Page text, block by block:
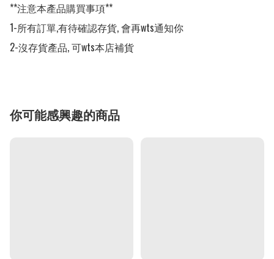
**注意本產品購買事項**
1-所有訂單,有待確認存貨, 會再wts通知你
2-沒存貨產品, 可wts本店補貨
你可能感興趣的商品